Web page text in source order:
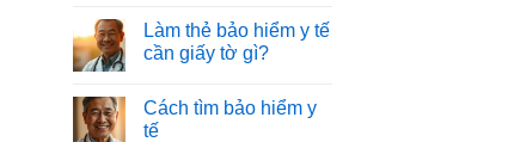
Làm thẻ bảo hiểm y tế
cần giấy tờ gì?
Cách tìm bảo hiểm y
tế